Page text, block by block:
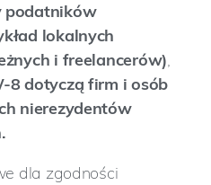
podatników
lokalnych
i freelancerów),
8 dotyczą firm i osób
nierezydentów
dla zgodności